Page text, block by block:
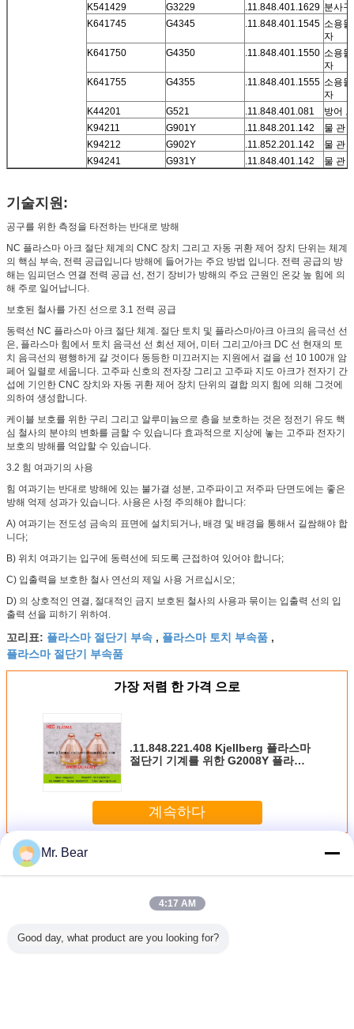
K541429
G3229 .11.848.401.1629 분사
K641745
G4345 .11.848.401.1545 소용
자
K641750
G4350 .11.848.401.1550 소용
자
K641755
G4355 .11.848.401.1555 소용
자
K44201
G521 .11.848.401.081
방어
K94211
G901Y .11.848.201.142
물 관
K94212
G902Y .11.852.201.142
물 관
K94241
G931Y .11.848.401.142 물 관
기술지원:
공구를 위한 측정을 타전하는 반대로 방해
NC 플라스마 아크 절단 체계의 CNC 장치 그리고 자동 귀환 제어 장치 단위는 체계
의 핵심 부속, 전력 공급입니다 방해에 들어가는 주요 방법 입니다. 전력 공급의 방
해는 임피던스 연결 전력 공급 선, 전기 장비가 방해의 주요 근원인 온갖 높 힘에 의
해 주로 일어납니다.
보호된 철사를 가진 선으로 3.1 전력 공급
동력선 NC 플라스마 아크 절단 체계. 절단 토치 및 플라스마/아크 아크의 음극선 선
은, 플라스마 힘에서 토치 음극선 선 회선 제어, 미터 그리고/아크 DC 선 현재의 토
치 음극선의 평행하게 갈 것이다 동등한 미끄러지는 지원에서 걸을 선 10 100개 암
페어 일렬로 세웁니다. 고주파 신호의 전자장 그리고 고주파 지도 아크가 전자기 간
섭에 기인한 CNC 장치와 자동 귀환 제어 장치 단위의 결합 의지 힘에 의해 그것에
의하여 생성합니다.
케이블 보호를 위한 구리 그리고 알루미늄으로 층을 보호하는 것은 정전기 유도 핵
심 철사의 분야의 변화를 금할 수 있습니다 효과적으로 지상에 놓는 고주파 전자기
보호의 방해를 억압할 수 있습니다.
3.2 힘 여과기의 사용
힘 여과기는 반대로 방해에 있는 불가결 성분, 고주파이고 저주파 단면도에는 좋은
방해 억제 성과가 있습니다. 사용은 사정 주의해야 합니다:
A) 여과기는 전도성 금속의 표면에 설치되거나, 배경 및 배경을 통해서 길쌈해야 합
니다;
B) 위치 여과기는 입구에 동력선에 되도록 근접하여 있어야 합니다;
C) 입출력을 보호한 철사 연선의 제일 사용 거르십시오;
D) 의 상호적인 연결, 절대적인 금지 보호된 철사의 사용과 묶이는 입출력 선의 입
출력 선을 피하기 위하여.
꼬리표: 플라스마 절단기 부속 , 플라스마 토치 부속품 ,
플라스마 절단기 부속품
가장 저렴 한 가격 으로
.11.848.221.408 Kjellberg 플라스마
절단기 기계를 위한 G2008Y 플라스
계속하다
더 많은 것Kjellberg 플라스마 기계 소모품
Kjellberg HiFocus
플라스마 소모품
Mr. Bear
4:17 AM
Good day, what product are you looking for?